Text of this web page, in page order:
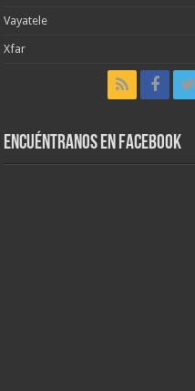
Vayatele
Xfar
Encuéntranos en Facebook